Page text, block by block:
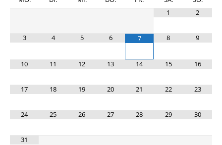
1
2
3 4 5 6 7 8 9
10 11 12 13 14 15 16
17 18 19 20 21 22 23
24 25 26 27 28 29 30
31